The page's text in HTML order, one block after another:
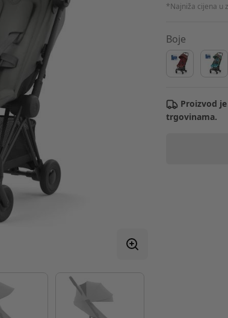
*Najniža cijena u
Boje
Proizvod
trgovinama.